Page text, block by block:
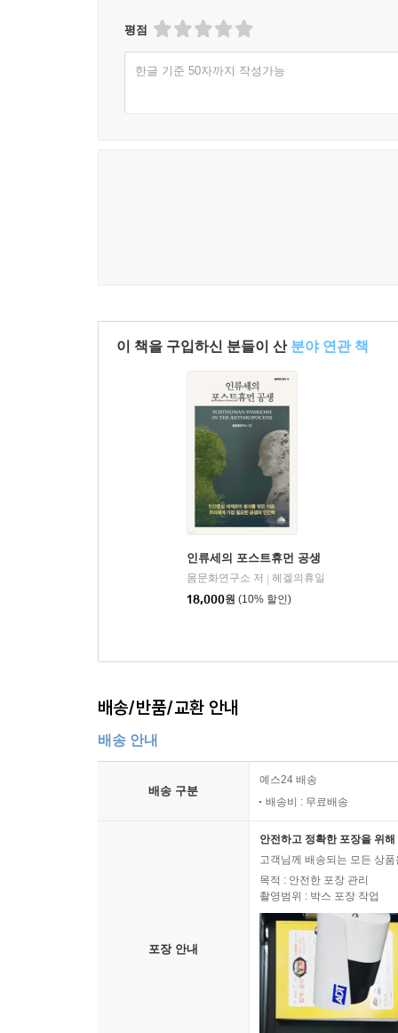
증을 경험한다는 결론을 뒷받침한다고 설득력 있
생물학적 관점에서, 물론 단 한 명의 인간이 지구
전통의 인(仁), 즉 인간성은 핵심 덕목이며, 인은
화되며, 이는 존중, 감사, 경의와 같은 도덕적 태
들은 도덕적으로 어려운 상황을 우아하게 헤쳐
지 않는다거나 모든 고통과 해악을 막을 수 있다
즉 군자는 타인과의 관계가 그들이 상호작용하는
의 지배가 중요하게 연결되어 있다는 생각이 에
사용했으며, 초기 에코페미니즘 발전은 가부장적
과 같은 에코페미니즘 이론가들은 에코페미니즘
들이 억압적이고 착취적인 사회관계가 자연에 대
다. 에코페미니스트들이 공통적으로 공유하는 근
환경적 불의는 다른 공동체에도 영향을 미친다.
적, 문화적, 경제적, 환경적 맥락에 따라 다르다.
호족 거주지는 우라늄 채굴로 심각하게 오염되
이 지역에서 일하던 많은 노동자들이 나중에 병
시코 남동부에 위치한 미국 폐기물 격리 시범 시
전까지 유카산 고준위 핵폐기물 처분장은 쇼쇼니
부족의 우려를 제대로 반영하지 못했다는 비판
평점
한글 기준 50자까지 작성가능
이 책을 구입하신 분들이 산 분야 연관 책
인류세의 포스트휴먼 공생
몸문화연구소 저
헤겔의휴일
18,000원 (10% 할인)
배송/반품/교환 안내
배송 안내
배송 구분
예스24 배송
배송비 : 무료배송
포장 안내
안전하고 정확한 포장을 위
고객님께 배송되는 모든 상
목적 : 안전한 포장 관리
촬영범위 : 박스 포장 작업